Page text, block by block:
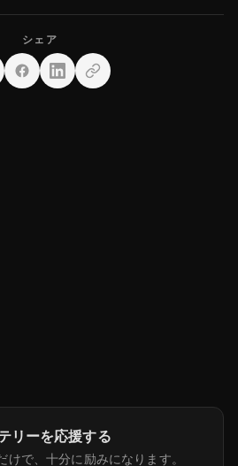
リーを応援する
けで、十分に励みになります。